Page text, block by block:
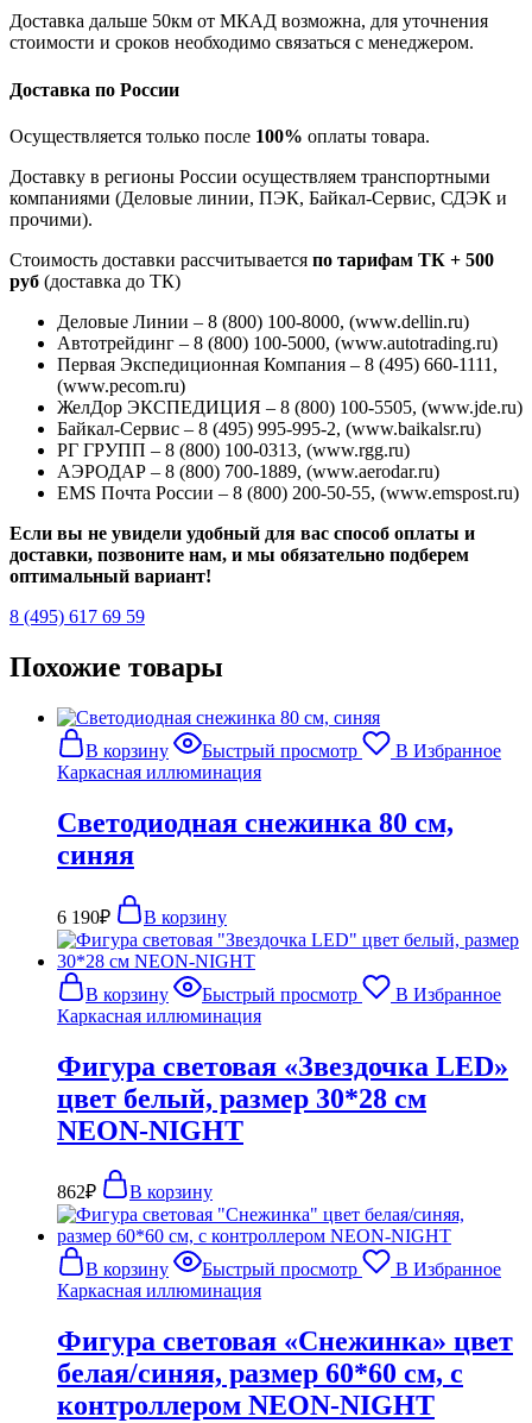
Доставка дальше 50км от МКАД возможна, для уточнения
стоимости и сроков необходимо связаться с менеджером.
Доставка по России
Осуществляется только после 100% оплаты товара.
Доставку в регионы России осуществляем транспортными
компаниями (Деловые линии, ПЭК, Байкал-Сервис, СДЭК и
прочими).
Стоимость доставки рассчитывается по тарифам ТК + 500
руб (доставка до ТК)
Деловые Линии – 8 (800) 100-8000, (www.dellin.ru)
Автотрейдинг – 8 (800) 100-5000, (www.autotrading.ru)
Первая Экспедиционная Компания – 8 (495) 660-1111,
(www.pecom.ru)
ЖелДор ЭКСПЕДИЦИЯ – 8 (800) 100-5505, (www.jde.ru)
Байкал-Сервис – 8 (495) 995-995-2, (www.baikalsr.ru)
РГ ГРУПП – 8 (800) 100-0313, (www.rgg.ru)
АЭРОДАР – 8 (800) 700-1889, (www.aerodar.ru)
EMS Почта России – 8 (800) 200-50-55, (www.emspost.ru)
Если вы не увидели удобный для вас способ оплаты и
доставки, позвоните нам, и мы обязательно подберем
оптимальный вариант!
8 (495) 617 69 59
Похожие товары
В корзину Быстрый просмотр
В Избранное
Каркасная иллюминация
Светодиодная снежинка 80 см,
синяя
6 190₽ В корзину
В корзину Быстрый просмотр
В Избранное
Каркасная иллюминация
Фигура световая «Звездочка LED»
цвет белый, размер 30*28 см
NEON-NIGHT
862₽ В корзину
В корзину Быстрый просмотр
В Избранное
Каркасная иллюминация
Фигура световая «Снежинка» цвет
белая/синяя, размер 60*60 см, с
контроллером NEON-NIGHT